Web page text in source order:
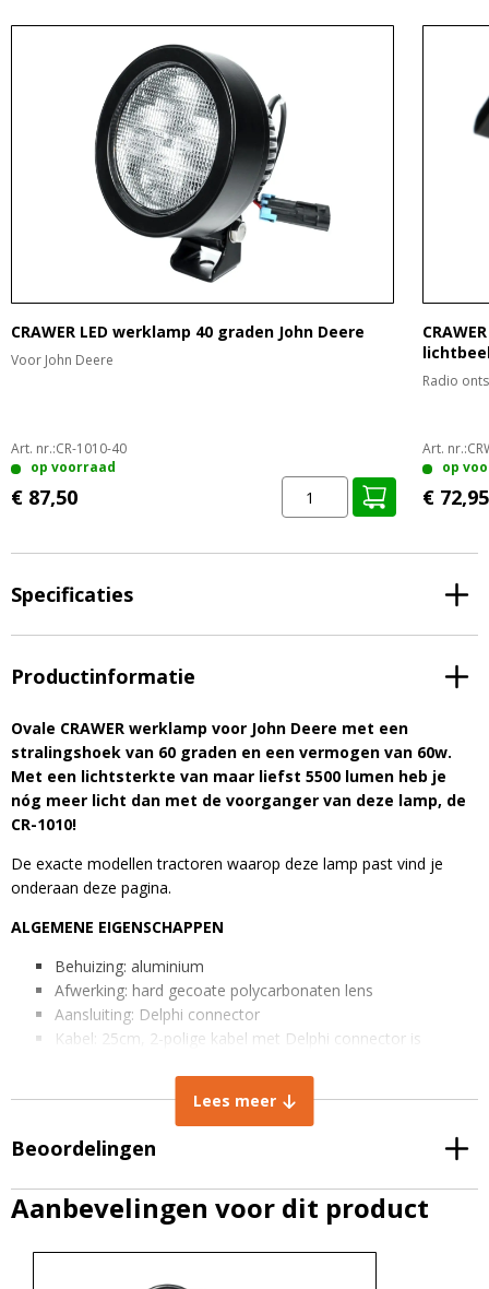
CRAWER LED werklamp 40 graden John Deere
Voor John Deere
Art. nr.:CR-1010-40
op voorraad
€ 87,50
Radio
Art. nr.:
op
€ 72,95
Specificaties
Productinformatie
Ovale CRAWER werklamp voor John Deere met een
stralingshoek van 60 graden en een vermogen van 60w.
Met een lichtsterkte van maar liefst 5500 lumen heb je
nóg meer licht dan met de voorganger van deze lamp, de
CR-1010!
De exacte modellen tractoren waarop deze lamp past vind je
onderaan deze pagina.
ALGEMENE EIGENSCHAPPEN
Behuizing: aluminium
Afwerking: hard gecoate polycarbonaten lens
Aansluiting: Delphi connector
Kabel: 25cm, 2-polige kabel met Delphi connector is
Stralingshoek: breedstralend 60 graden
EMC Radio ontstoord: CISPR Klasse 4
TECHNISCHE EIGENSCHAPPEN
Lees meer
Beoordelingen
Aanbevelingen voor dit product